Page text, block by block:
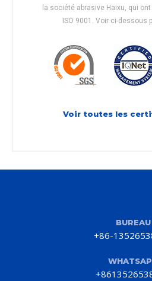
la société abrasive Haixu, qui
ISO 9001. Voir ci-dessous
Voir toutes les
BUREAU
+86-